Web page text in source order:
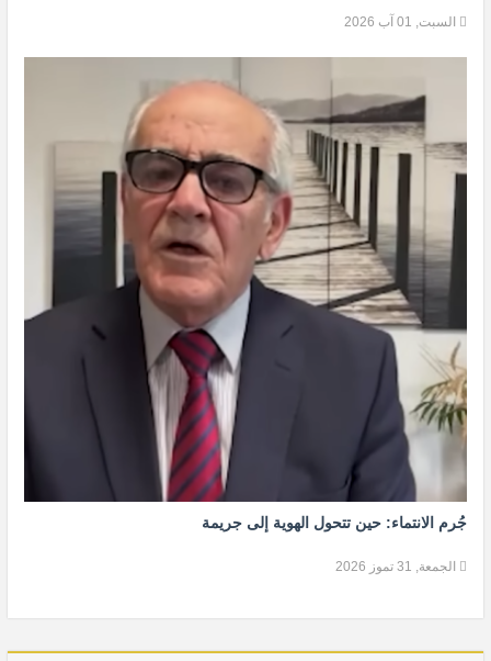
السبت, 01 آب 2026
جُرم الانتماء: حين تتحول الهوية إلى جريمة
الجمعة, 31 تموز 2026